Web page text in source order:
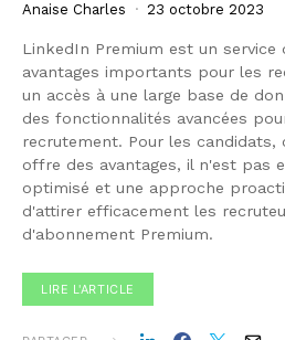
Anaise Charles 23 octobre 2023
LinkedIn Premium est un service
avantages importants pour les
un accès à une large base de
des fonctionnalités avancées
recrutement. Pour les candidats,
offre des avantages, il n'est pas
optimisé et une approche
d'attirer efficacement les
d'abonnement Premium.
LIRE L'ARTICLE